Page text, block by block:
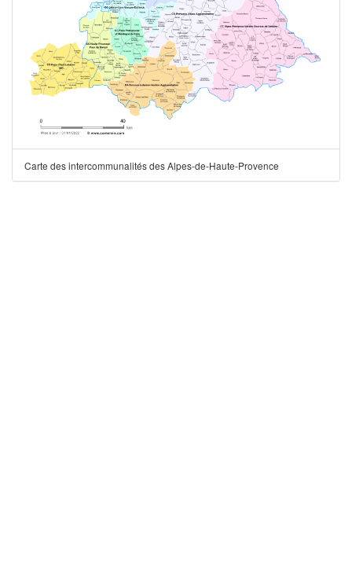
Carte des intercommunalités des Alpes-de-Haute-Provence